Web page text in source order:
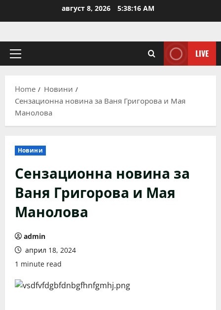
август 8, 2026 5:38:16 AM
Primary
LIVE
Home
Новини
Сензационна новина за Ваня Григорова и Мая
Манолова
Новини
Сензационна новина за
Ваня Григорова и Мая
Манолова
admin
април 18, 2024
1 minute read